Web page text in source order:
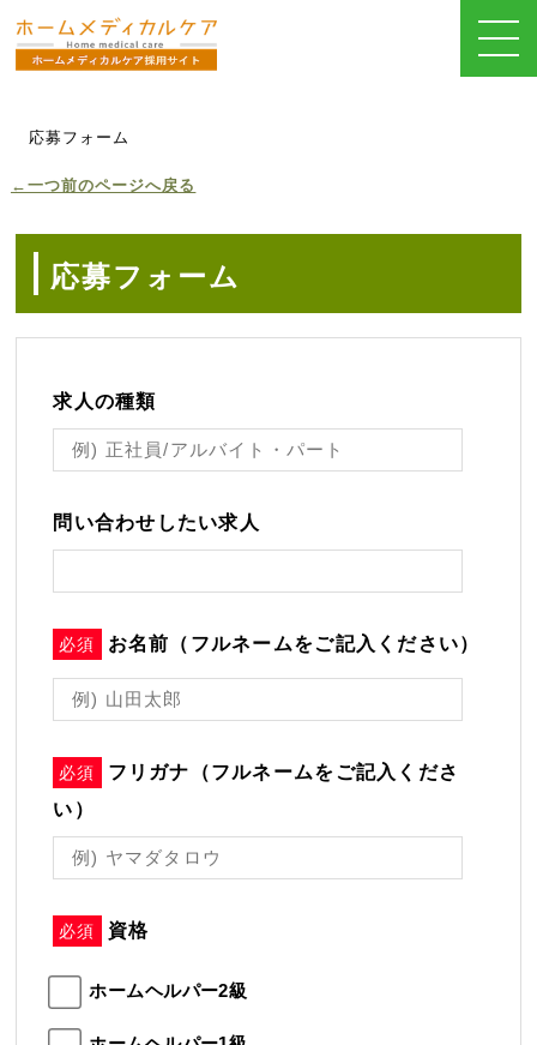
応募フォーム
←一つ前のページへ戻る
応募フォーム
求人の種類
問い合わせしたい求人
必須 お名前（フルネームをご記入ください）
必須
フリガナ（フルネームをご記入くださ
い）
必須 資格
ホームヘルパー2級